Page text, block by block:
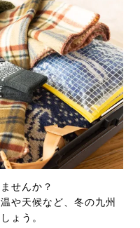
せんか？
や天候など、冬の九州
ょう。